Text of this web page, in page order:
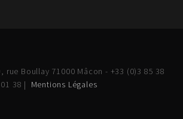
rue Boullay 71000 Mâcon - +33 (0)3 85 38
01 38 | Mentions Légales